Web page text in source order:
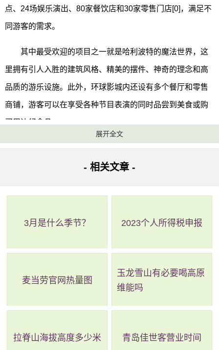
点、24场娱乐演出、80家餐饮店和30家零售门店[0]，满足不
同游客的需求。
其中最受欢迎的项目之一就是哈利波特的魔法世界，这
里拥有引人入胜的建筑风格、精美的摆件、神奇的理念和高
品质的游乐设施。此外，环球影城内还设有多个餐厅和零售
商铺，游客可以在享受各种节目表演的同时品尝到美食或购
买周边纪念品。
展开全文
- 相关文章 -
3月是什么季节？ 2023个人所得税申报
麦当劳官网热量图
玉龙雪山有必要喝高原
维能吗
拉脊山海拔高度多少米 青岛佳世客营业时间